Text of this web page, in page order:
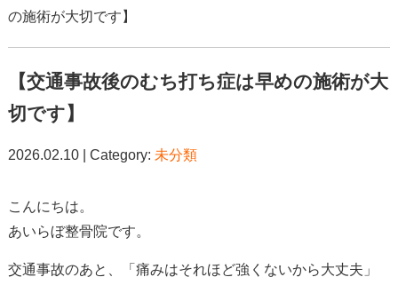
の施術が大切です】
【交通事故後のむち打ち症は早めの施術が大
切です】
2026.02.10 | Category: 未分類
こんにちは。
あいらぼ整骨院です。
交通事故のあと、「痛みはそれほど強くないから大丈夫」